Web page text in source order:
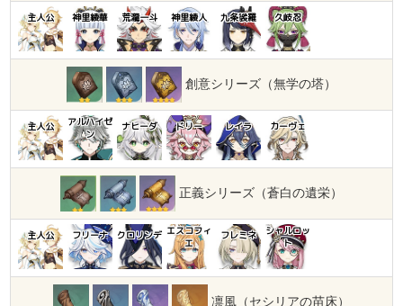
主人公 神里綾華 荒瀧一斗 神里綾人 九条裟羅 久岐忍
創意シリーズ（無学の塔）
主人公
アルハイゼ
ン
ナヒーダ ドリー レイラ カーヴェ
正義シリーズ（蒼白の遺栄）
主人公 フリーナ クロリンデ エスコフィ
エ
フレミネ
シャルロッ
ト
凛風（セシリアの苗床）